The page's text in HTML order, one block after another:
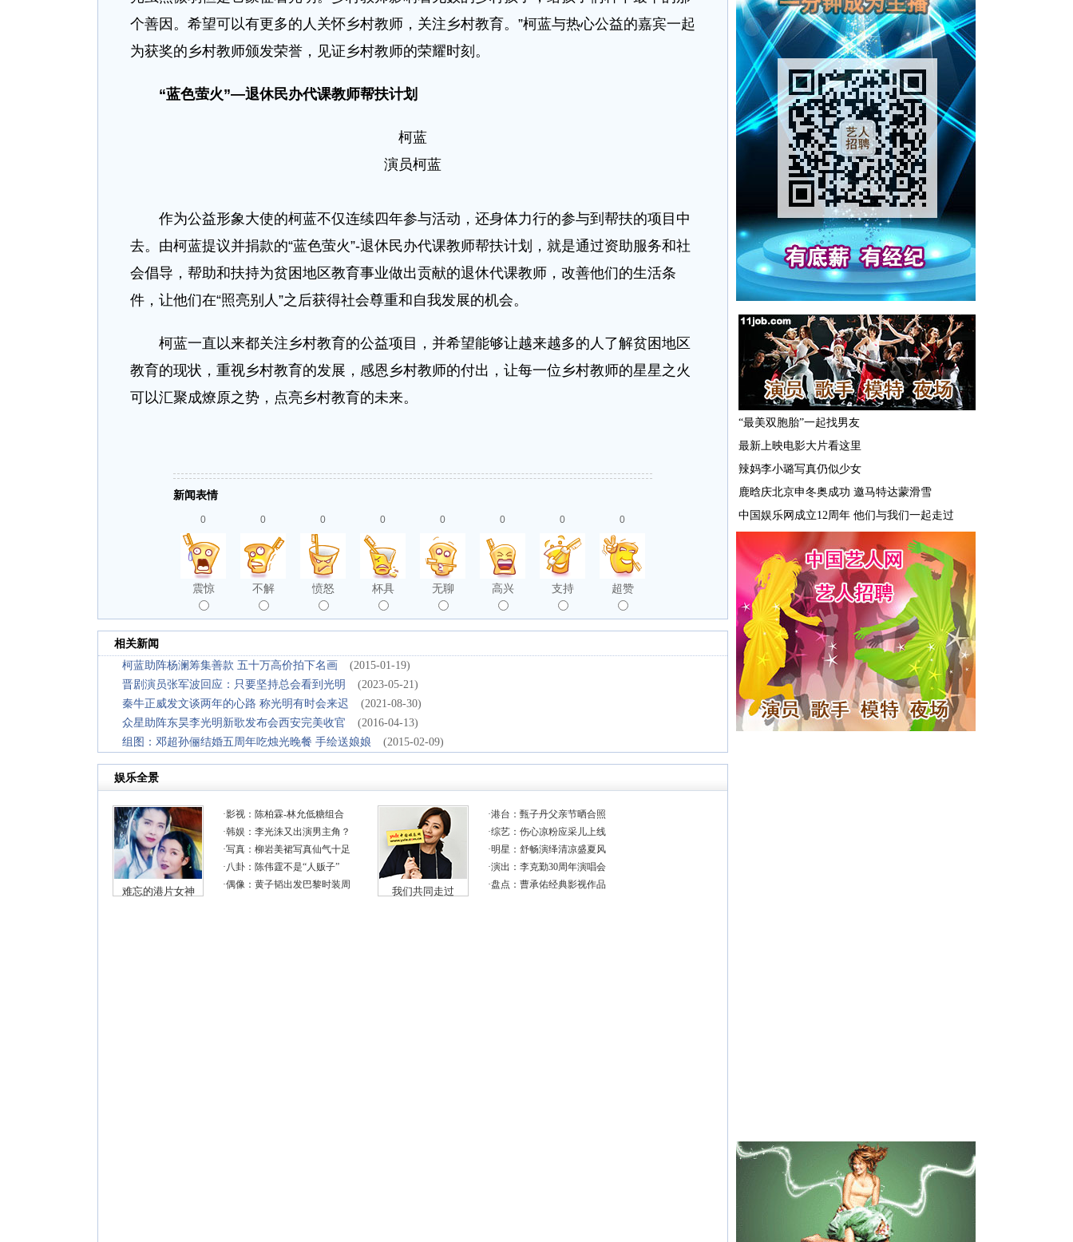
个善因。希望可以有更多的人关怀乡村教师，关注乡村教育。”柯蓝与热心公益的嘉宾一起
为获奖的乡村教师颁发荣誉，见证乡村教师的荣耀时刻。
“蓝色萤火”—退休民办代课教师帮扶计划
柯蓝
演员柯蓝
作为公益形象大使的柯蓝不仅连续四年参与活动，还身体力行的参与到帮扶的项目中
去。由柯蓝提议并捐款的“蓝色萤火”-退休民办代课教师帮扶计划，就是通过资助服务和社
会倡导，帮助和扶持为贫困地区教育事业做出贡献的退休代课教师，改善他们的生活条
件，让他们在“照亮别人”之后获得社会尊重和自我发展的机会。
柯蓝一直以来都关注乡村教育的公益项目，并希望能够让越来越多的人了解贫困地区
教育的现状，重视乡村教育的发展，感恩乡村教师的付出，让每一位乡村教师的星星之火
可以汇聚成燎原之势，点亮乡村教育的未来。
新闻表情
0
震惊
0
不解
0
愤怒
0
杯具
0
无聊
0
高兴
0
支持
0
超赞
相关新闻
柯蓝助阵杨澜筹集善款 五十万高价拍下名画
(2015-01-19)
晋剧演员张军波回应：只要坚持总会看到光明
(2023-05-21)
秦牛正威发文谈两年的心路 称光明有时会来迟
(2021-08-30)
众星助阵东昊李光明新歌发布会西安完美收官
(2016-04-13)
组图：邓超孙俪结婚五周年吃烛光晚餐 手绘送娘娘
(2015-02-09)